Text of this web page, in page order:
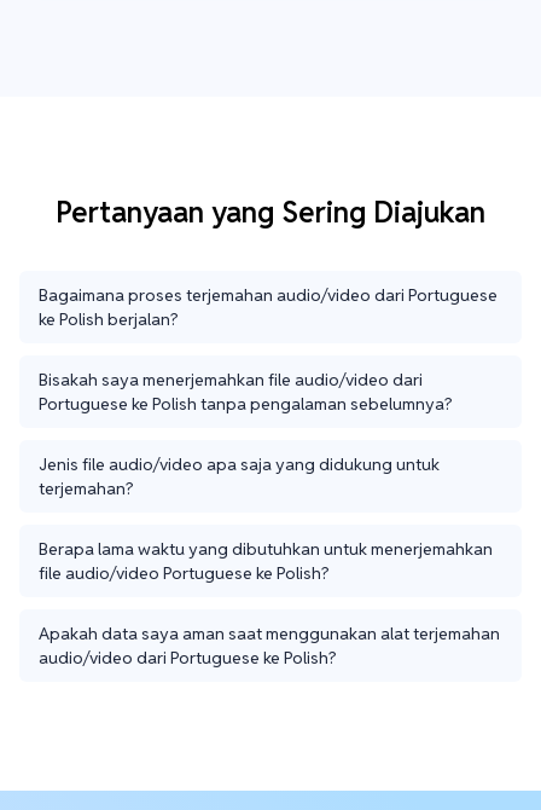
Pertanyaan yang Sering Diajukan
Bagaimana proses terjemahan audio/video dari Portuguese
ke Polish berjalan?
Bisakah saya menerjemahkan file audio/video dari
Portuguese ke Polish tanpa pengalaman sebelumnya?
Jenis file audio/video apa saja yang didukung untuk
terjemahan?
Berapa lama waktu yang dibutuhkan untuk menerjemahkan
file audio/video Portuguese ke Polish?
Apakah data saya aman saat menggunakan alat terjemahan
audio/video dari Portuguese ke Polish?